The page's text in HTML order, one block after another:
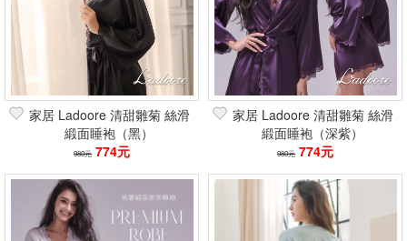
家居 Ladoore 清甜雛菊 絲滑
緞面睡袍（黑）
980元 774元
家居 Ladoore 清甜雛菊 絲滑
緞面睡袍（深紫）
980元 774元